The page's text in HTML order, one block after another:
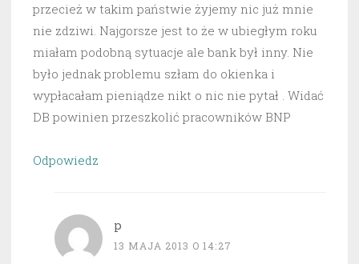
przecież w takim państwie żyjemy nic już mnie
nie zdziwi. Najgorsze jest to że w ubiegłym roku
miałam podobną sytuacje ale bank był inny. Nie
było jednak problemu szłam do okienka i
wypłacałam pieniądze nikt o nic nie pytał . Widać
DB powinien przeszkolić pracowników BNP
Odpowiedz
p
13 MAJA 2013 O 14:27